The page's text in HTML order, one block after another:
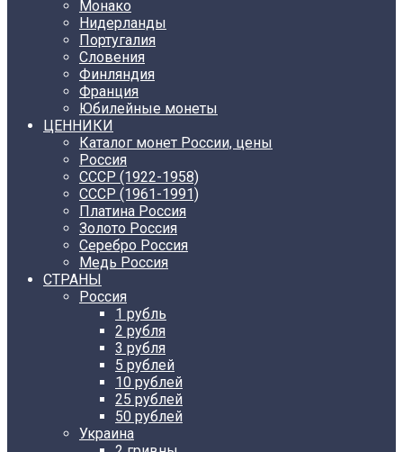
Монако
Нидерланды
Португалия
Словения
Финляндия
Франция
Юбилейные монеты
ЦЕННИКИ
Каталог монет России, цены
Россия
СССР (1922-1958)
CCCР (1961-1991)
Платина Россия
Золото Россия
Серебро Россия
Медь Россия
СТРАНЫ
Россия
1 рубль
2 рубля
3 рубля
5 рублей
10 рублей
25 рублей
50 рублей
Украина